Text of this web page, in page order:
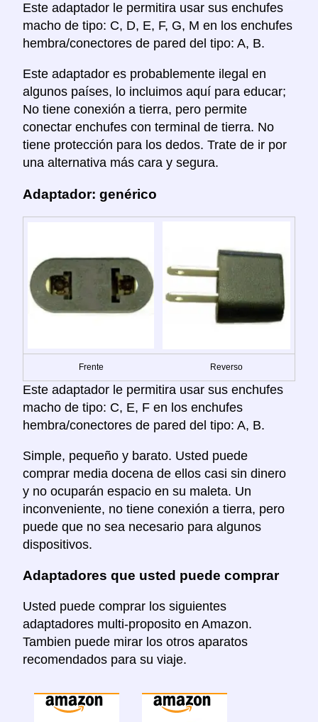
Este adaptador le permitira usar sus enchufes
macho de tipo: C, D, E, F, G, M en los enchufes
hembra/conectores de pared del tipo: A, B.
Este adaptador es probablemente ilegal en
algunos países, lo incluimos aquí para educar;
No tiene conexión a tierra, pero permite
conectar enchufes con terminal de tierra. No
tiene protección para los dedos. Trate de ir por
una alternativa más cara y segura.
Adaptador: genérico
Frente Reverso
Este adaptador le permitira usar sus enchufes
macho de tipo: C, E, F en los enchufes
hembra/conectores de pared del tipo: A, B.
Simple, pequeño y barato. Usted puede
comprar media docena de ellos casi sin dinero
y no ocuparán espacio en su maleta. Un
inconveniente, no tiene conexión a tierra, pero
puede que no sea necesario para algunos
dispositivos.
Adaptadores que usted puede comprar
Usted puede comprar los siguientes
adaptadores multi-proposito en Amazon.
Tambien puede mirar los otros aparatos
recomendados para su viaje.